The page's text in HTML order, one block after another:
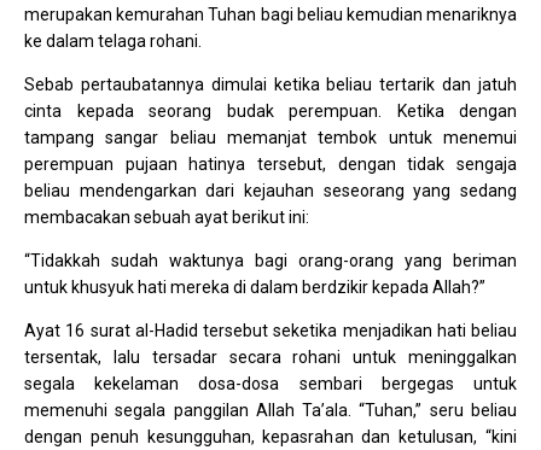
merupakan kemurahan Tuhan bagi beliau kemudian menariknya
ke dalam telaga rohani.
Sebab pertaubatannya dimulai ketika beliau tertarik dan jatuh
cinta kepada seorang budak perempuan. Ketika dengan
tampang sangar beliau memanjat tembok untuk menemui
perempuan pujaan hatinya tersebut, dengan tidak sengaja
beliau mendengarkan dari kejauhan seseorang yang sedang
membacakan sebuah ayat berikut ini:
“Tidakkah sudah waktunya bagi orang-orang yang beriman
untuk khusyuk hati mereka di dalam berdzikir kepada Allah?”
Ayat 16 surat al-Hadid tersebut seketika menjadikan hati beliau
tersentak, lalu tersadar secara rohani untuk meninggalkan
segala kekelaman dosa-dosa sembari bergegas untuk
memenuhi segala panggilan Allah Ta’ala. “Tuhan,” seru beliau
dengan penuh kesungguhan, kepasrahan dan ketulusan, “kini